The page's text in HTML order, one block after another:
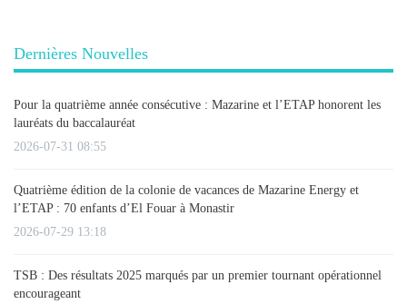
Dernières Nouvelles
Pour la quatrième année consécutive : Mazarine et l’ETAP honorent les
lauréats du baccalauréat
2026-07-31 08:55
Quatrième édition de la colonie de vacances de Mazarine Energy et
l’ETAP : 70 enfants d’El Fouar à Monastir
2026-07-29 13:18
TSB : Des résultats 2025 marqués par un premier tournant opérationnel
encourageant